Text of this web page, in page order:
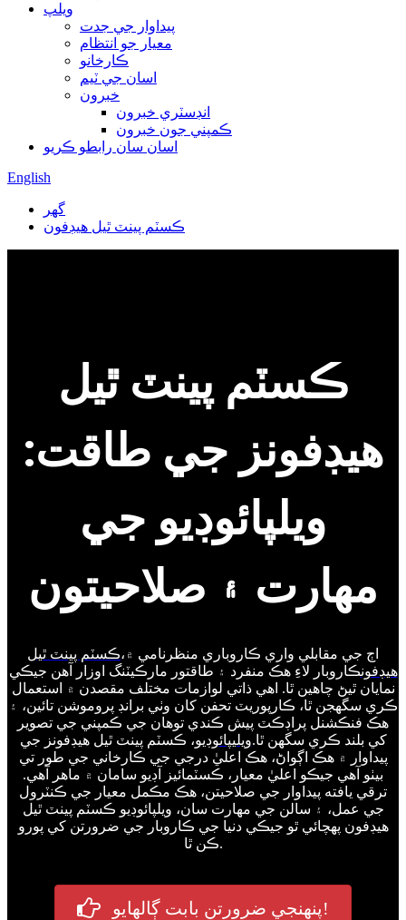
ويلپ
پيداوار جي جدت
معيار جو انتظام
ڪارخانو
اسان جي ٽيم
خبرون
انڊسٽري خبرون
ڪمپني جون خبرون
اسان سان رابطو ڪريو
English
گھر
ڪسٽم پينٽ ٿيل هيڊفون
ڪسٽم پينٽ ٿيل
هيڊفونز جي طاقت:
ويلپائوڊيو جي
مهارت ۽ صلاحيتون
اڄ جي مقابلي واري ڪاروباري منظرنامي ۾،ڪسٽم پينٽ ٿيل
هيڊفونڪاروبار لاءِ هڪ منفرد ۽ طاقتور مارڪيٽنگ اوزار آهن جيڪي
نمايان ٿيڻ چاهين ٿا. اهي ذاتي لوازمات مختلف مقصدن ۾ استعمال
ڪري سگهجن ٿا، ڪارپوريٽ تحفن کان وٺي برانڊ پروموشن تائين، ۽
هڪ فنڪشنل پراڊڪٽ پيش ڪندي توهان جي ڪمپني جي تصوير
کي بلند ڪري سگهن ٿا.ويليپائوڊيو، ڪسٽم پينٽ ٿيل هيڊفونز جي
پيداوار ۾ هڪ اڳواڻ، هڪ اعليٰ درجي جي ڪارخاني جي طور تي
بيٺو آهي جيڪو اعليٰ معيار، ڪسٽمائيز آڊيو سامان ۾ ماهر آهي.
ترقي يافته پيداوار جي صلاحيتن، هڪ مڪمل معيار جي ڪنٽرول
جي عمل، ۽ سالن جي مهارت سان، ويلپائوڊيو ڪسٽم پينٽ ٿيل
هيڊفون پهچائي ٿو جيڪي دنيا جي ڪاروبار جي ضرورتن کي پورو
ڪن ٿا.
پنهنجي ضرورتن بابت ڳالهايو!